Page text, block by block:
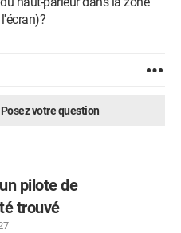
Posez votre question
pilote de
trouvé